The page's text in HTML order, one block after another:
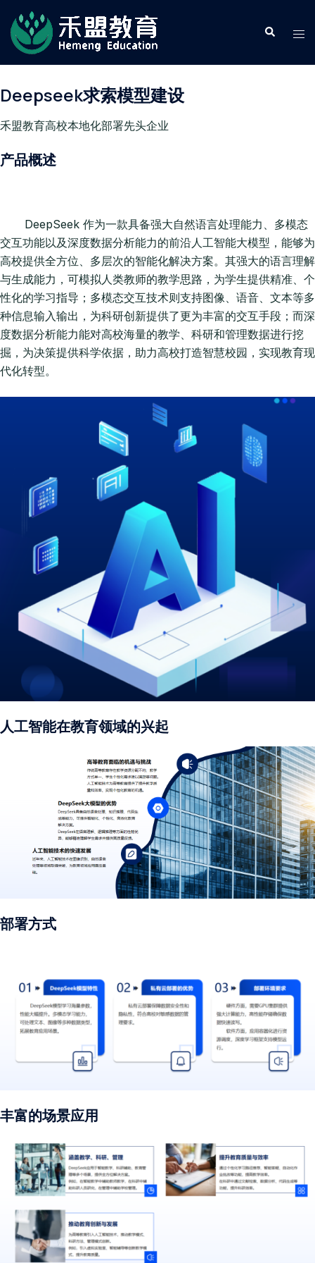
content
Deepseek求索模型建设
禾盟教育高校本地化部署先头企业
产品概述
DeepSeek 作为一款具备强大自然语言处理能力、多模态
交互功能以及深度数据分析能力的前沿人工智能大模型，能够为
高校提供全方位、多层次的智能化解决方案。其强大的语言理解
与生成能力，可模拟人类教师的教学思路，为学生提供精准、个
性化的学习指导；多模态交互技术则支持图像、语音、文本等多
种信息输入输出，为科研创新提供了更为丰富的交互手段；而深
度数据分析能力能对高校海量的教学、科研和管理数据进行挖
掘，为决策提供科学依据，助力高校打造智慧校园，实现教育现
代化转型。
人工智能在教育领域的兴起
部署方式
丰富的场景应用